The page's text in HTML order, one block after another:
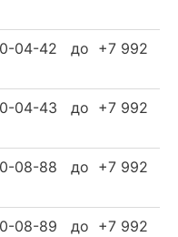
04-42 до +7 992
04-43 до +7 992
08-88 до +7 992
08-89 до +7 992